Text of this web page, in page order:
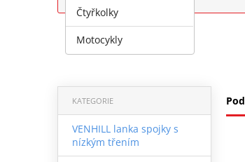
KATEGORIE
VENHILL lanka spojky s
nízkým třením
Čtyřkolky
Motocykly